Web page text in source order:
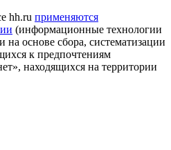
hh.ru применяются
(информационные технологии
основе сбора, систематизации
к предпочтениям
находящихся на территории